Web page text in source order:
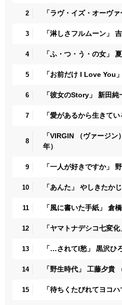
2 「ラヴ・イズ・オーヴ
3 「淋しさフルムーン」
4 「ふ・つ・う・の女」
5 「お前だけ I Love You
6 「彼女のStory」 新田純
7 「愛があるから生きて
8
「VIRGIN （ヴァージ
年）
9 「一人が好きですか」
10 「あんた」 やしきたか
11 「風に書いた手紙」 倉
12 「ヤマトナデシコ七変
13 「…されてI愁」 黒沢ひ
14 「野生時代」 工藤夕貴
15 「待ちくたびれてヨコ